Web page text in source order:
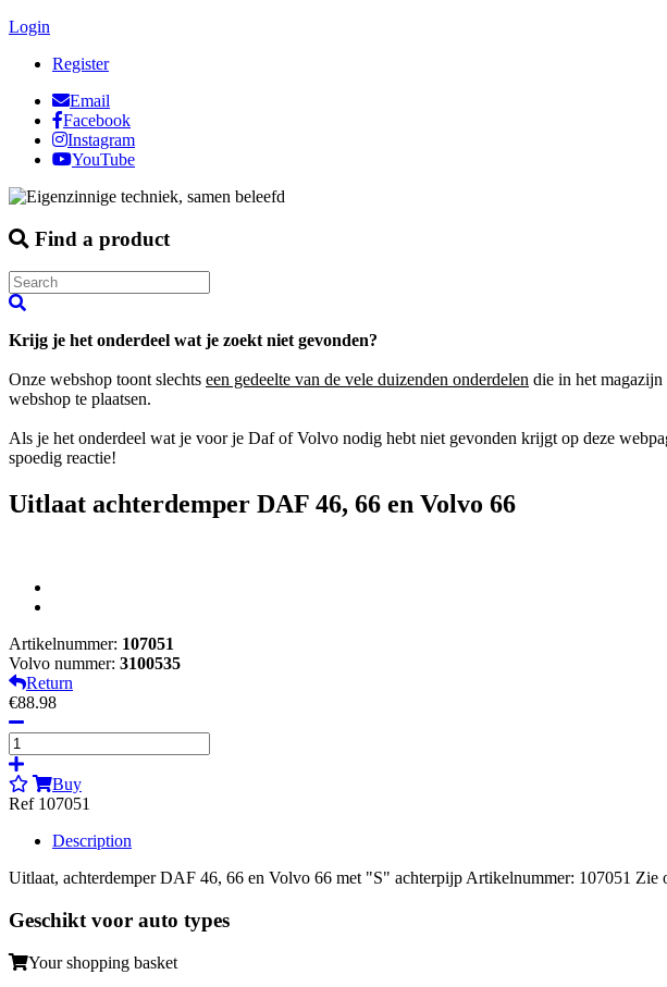
Login
Register
Email
Facebook
Instagram
YouTube
Find a product
Krijg je het onderdeel wat je zoekt niet gevonden?
Onze webshop toont slechts een gedeelte van de vele duizenden onderdelen die in het
webshop te plaatsen.
Als je het onderdeel wat je voor je Daf of Volvo nodig hebt niet gevonden krijgt op deze
spoedig reactie!
Uitlaat achterdemper DAF 46, 66 en Volvo 66
Artikelnummer: 107051
Volvo nummer: 3100535
Return
€88.98
Buy
Ref 107051
Description
Uitlaat, achterdemper DAF 46, 66 en Volvo 66 met "S" achterpijp Artikelnummer: 107051 Zie
Geschikt voor auto types
Your shopping basket